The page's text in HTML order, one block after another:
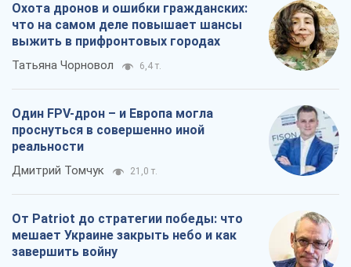
Охота дронов и ошибки гражданских:
что на самом деле повышает шансы
выжить в прифронтовых городах
Татьяна Чорновол 6,4 т.
Один FPV-дрон – и Европа могла
проснуться в совершенно иной
реальности
Дмитрий Томчук 21,0 т.
От Patriot до стратегии победы: что
мешает Украине закрыть небо и как
завершить войну